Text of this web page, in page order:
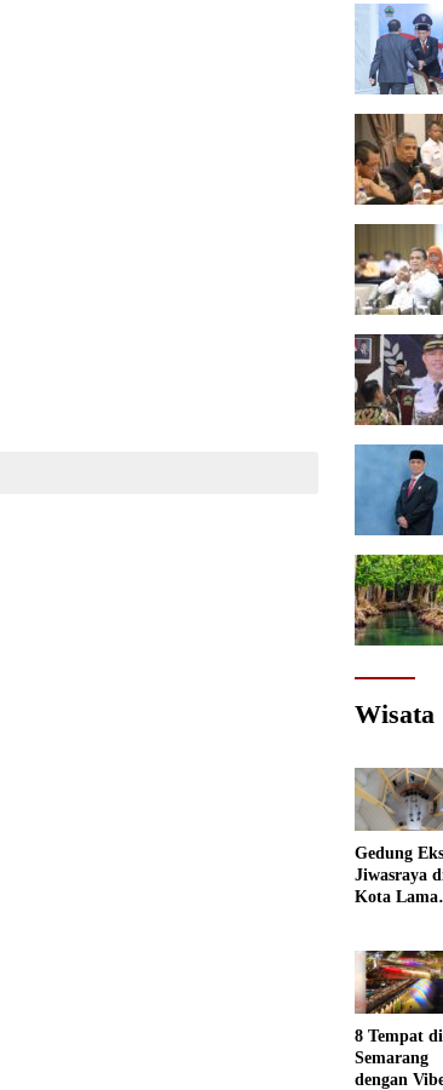
Wisata
Gedung Eks
Jiwasraya
Kota Lama
jadi
Fotografi
8 Tempat di
Semarang
dengan